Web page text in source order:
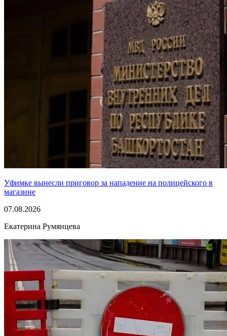
Уфимке вынесли приговор за нападение на полицейского в
магазине
07.08.2026
Екатерина Румянцева